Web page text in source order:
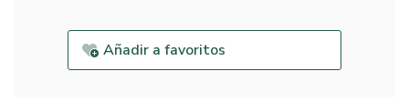
Añadir a favoritos